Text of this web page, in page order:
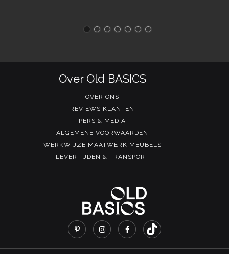
Over Old BASICS
OVER ONS
REVIEWS KLANTEN
PERS & MEDIA
ALGEMENE VOORWAARDEN
WERKWIJZE MAATWERK MEUBELS
LEVERTIJDEN & TRANSPORT